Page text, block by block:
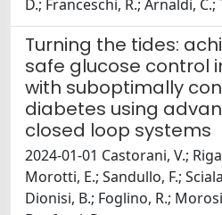
D.; Franceschi, R.; Arnaldi, C.;
Turning the tides:
safe glucose control
with suboptimally
diabetes using
closed loop systems
2024-01-01 Castorani, V.;
Morotti, E.; Sandullo, F.;
Dionisi, B.; Foglino, R.;